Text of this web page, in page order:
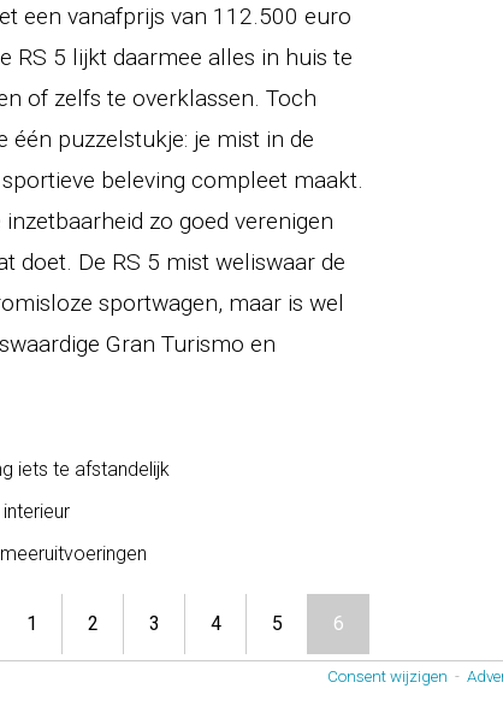
een vanafprijs van 112.500 euro
RS 5 lijkt daarmee alles in huis te
of zelfs te overklassen. Toch
puzzelstukje: je mist in de
beleving compleet maakt.
zo goed verenigen
doet. De RS 5 mist weliswaar de
sportwagen, maar is wel
Gran Turismo en
iets te afstandelijk
1 2 3 4 5 6
Consent wijzigen -